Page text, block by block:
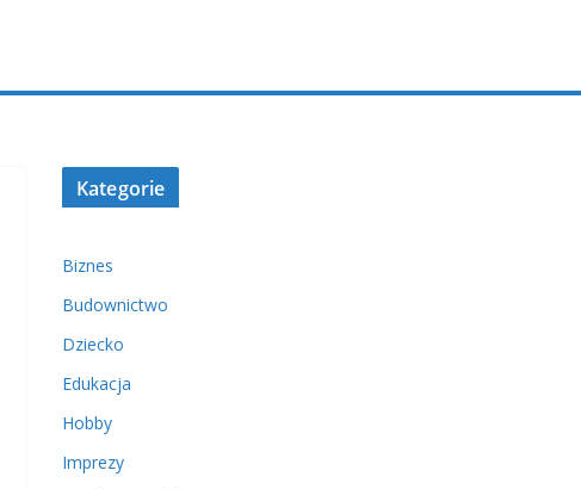
Kategorie
Biznes
Budownictwo
Dziecko
Edukacja
Hobby
Imprezy